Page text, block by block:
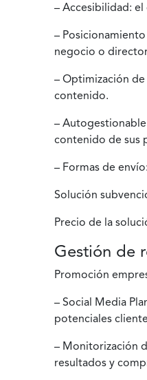
– Accesibilidad:
–
negocio o
– Optimización de
contenido.
–
contenido de sus
– Formas de
Solución
Precio de la
Gestión de
Promoción
– Social Media
potenciales
– Monitorización
resultados y